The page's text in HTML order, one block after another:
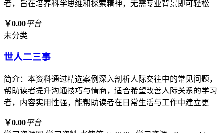
者，旨在培养科学思维和探索精神，无需专业背景即可轻松
￥0.00平台
未分类
世人二三事
简介：本资料通过精选案例深入剖析人际交往中的常见问题，
帮助读者提升沟通技巧与情商，适合希望改善人际关系的学习
者，内容实用性强，能帮助读者在日常生活与工作中建立更
￥0.00平台